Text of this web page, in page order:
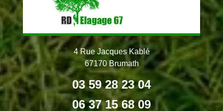
4 Rue Jacques Kablé
67170 Brumath
03 59 28 23 04
06 37 15 68 09